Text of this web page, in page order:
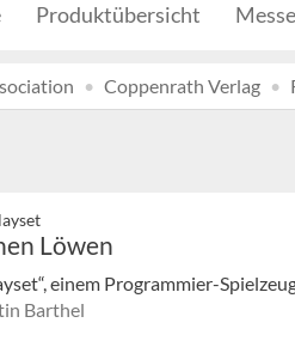
Produktübersicht
Coppenrath Verlag
Löwen
einem Programmier-
Barthel